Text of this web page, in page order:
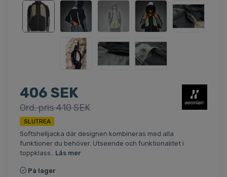
406 SEK
Ord. pris 410 SEK
SLUTREA
Softshelljacka där designen kombineras med alla
funktioner du behöver. Utseende och funktionalitet i
toppklass.. Läs mer
På lager